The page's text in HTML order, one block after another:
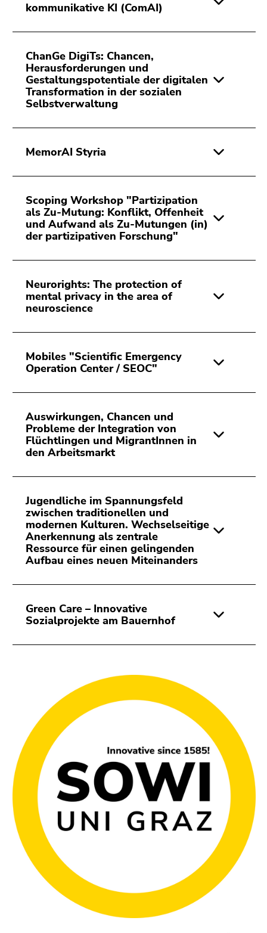
Link.
Zum
Inhalt
(Zugriffstaste
1)
Positionsanzeige
2)
(Zugriffstaste
3)
Zur
Unternavigation
(Zugriffstaste
Zu
den
Zusatzinformationen
Zu
den
(Zugriffstaste
8)
Zur
Suche
kommunikative KI (ComAI)
ChanGe DigiTs: Chancen,
Herausforderungen und
Gestaltungspotentiale der digitalen
Transformation in der sozialen
Selbstverwaltung
MemorAI Styria
Scoping Workshop "Partizipation
als Zu-Mutung: Konflikt, Offenheit
und Aufwand als Zu-Mutungen (in)
der partizipativen Forschung"
Neurorights: The protection of
mental privacy in the area of
neuroscience
Mobiles "Scientific Emergency
Operation Center / SEOC"
Auswirkungen, Chancen und
Probleme der Integration von
Flüchtlingen und MigrantInnen in
den Arbeitsmarkt
Jugendliche im Spannungsfeld
zwischen traditionellen und
modernen Kulturen. Wechselseitige
Anerkennung als zentrale
Ressource für einen gelingenden
Aufbau eines neuen Miteinanders
Green Care – Innovative
Sozialprojekte am Bauernhof